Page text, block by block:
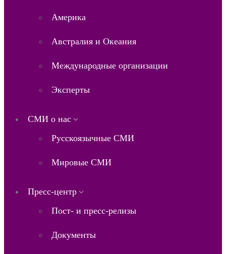
Америка
Австралия и Океания
Международные организации
Эксперты
СМИ о нас
Русскоязычные СМИ
Мировые СМИ
Пресс-центр
Пост- и пресс-релизы
Документы